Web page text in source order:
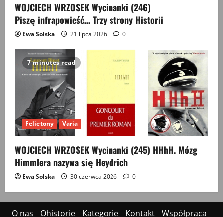
WOJCIECH WRZOSEK Wycinanki (246)
Piszę infrapowieść… Trzy strony Historii
Ewa Solska 21 lipca 2026 0
7 minutes read
Felietony Varia
WOJCIECH WRZOSEK Wycinanki (245) HHhH. Mózg
Himmlera nazywa się Heydrich
Ewa Solska 30 czerwca 2026 0
O nas Ohistorie Kategorie Kontakt Współpraca